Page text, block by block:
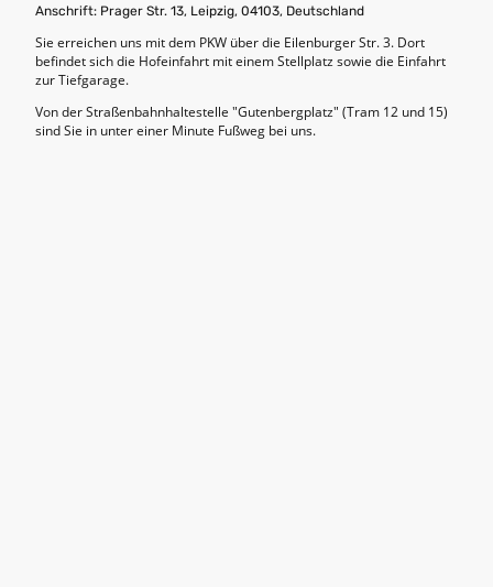
Anschrift: Prager Str. 13, Leipzig, 04103, Deutschland
Sie erreichen uns mit dem PKW über die Eilenburger Str. 3. Dort
befindet sich die Hofeinfahrt mit einem Stellplatz sowie die Einfahrt
zur Tiefgarage.
Von der Straßenbahnhaltestelle "Gutenbergplatz" (Tram 12 und 15)
sind Sie in unter einer Minute Fußweg bei uns.